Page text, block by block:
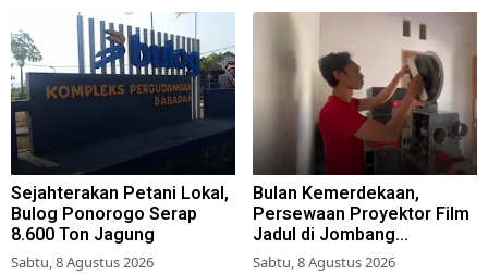
Sejahterakan Petani Lokal,
Bulog Ponorogo Serap
8.600 Ton Jagung
Sabtu, 8 Agustus 2026
Bulan Kemerdekaan,
Persewaan Proyektor Film
Jadul di Jombang
Meningkat
Sabtu, 8 Agustus 2026